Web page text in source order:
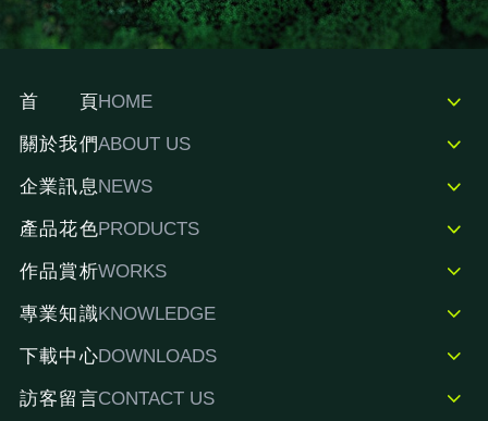
首頁 HOME
關於我們ABOUT US
企業訊息NEWS
產品花色PRODUCTS
作品賞析WORKS
專業知識KNOWLEDGE
下載中心DOWNLOADS
訪客留言CONTACT US